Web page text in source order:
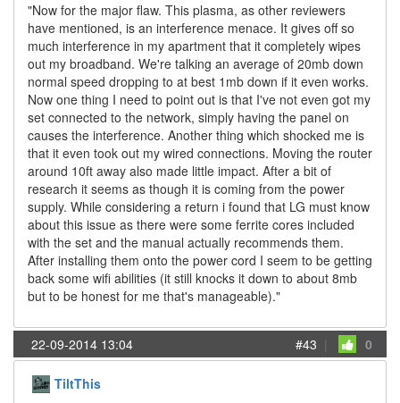
"Now for the major flaw. This plasma, as other reviewers
have mentioned, is an interference menace. It gives off so
much interference in my apartment that it completely wipes
out my broadband. We're talking an average of 20mb down
normal speed dropping to at best 1mb down if it even works.
Now one thing I need to point out is that I've not even got my
set connected to the network, simply having the panel on
causes the interference. Another thing which shocked me is
that it even took out my wired connections. Moving the router
around 10ft away also made little impact. After a bit of
research it seems as though it is coming from the power
supply. While considering a return i found that LG must know
about this issue as there were some ferrite cores included
with the set and the manual actually recommends them.
After installing them onto the power cord I seem to be getting
back some wifi abilities (it still knocks it down to about 8mb
but to be honest for me that's manageable)."
22-09-2014 13:04 #43 | 0
TiltThis